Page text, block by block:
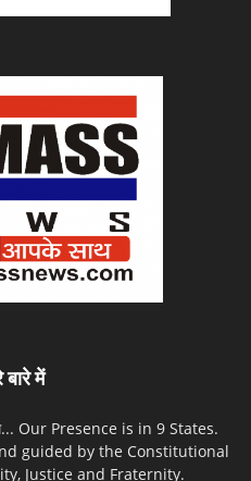
बारे में
Our Presence is in 9 States.
guided by the Constitutional
Justice and Fraternity.